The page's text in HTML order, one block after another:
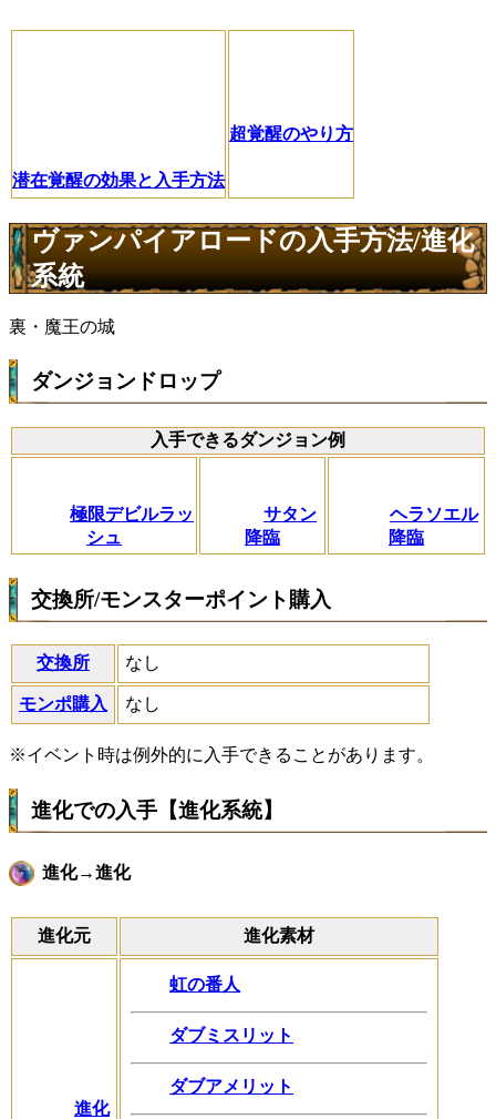
潜在覚醒の効果と入手方法
超覚醒のやり方
ヴァンパイアロードの入手方法/進化
系統
裏・魔王の城
ダンジョンドロップ
入手できるダンジョン例
極限デビルラッ
シュ
サタン
降臨
ヘラソエル
降臨
交換所/モンスターポイント購入
交換所 なし
モンポ購入 なし
※イベント時は例外的に入手できることがあります。
進化での入手【進化系統】
進化→進化
進化元 進化素材
進化
虹の番人
ダブミスリット
ダブアメリット